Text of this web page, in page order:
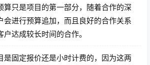
算只是项目的第一部分，随着合作的深
会进行预算追加，而且良好的合作关系
达成较长时间的合作。
是固定报价还是小时计费的，因为这两